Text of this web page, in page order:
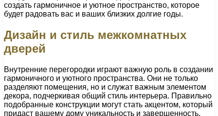
создать гармоничное и уютное пространство, которое
будет радовать вас и ваших близких долгие годы.
Дизайн и стиль межкомнатных
дверей
Внутренние перегородки играют важную роль в создании
гармоничного и уютного пространства. Они не только
разделяют помещения, но и служат важным элементом
декора, подчеркивая общий стиль интерьера. Правильно
подобранные конструкции могут стать акцентом, который
придаст вашему дому уникальность и завершенность.